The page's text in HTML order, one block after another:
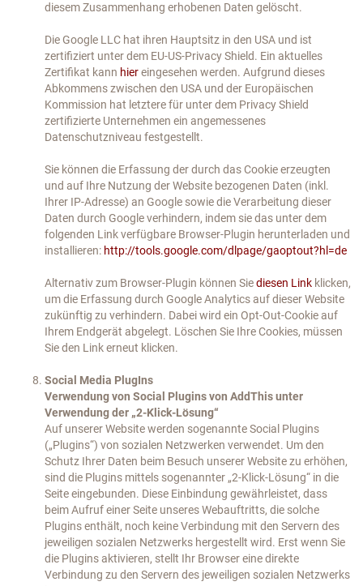
diesem Zusammenhang erhobenen Daten gelöscht.
Die Google LLC hat ihren Hauptsitz in den USA und ist
zertifiziert unter dem EU-US-Privacy Shield. Ein aktuelles
Zertifikat kann hiereingesehen werden. Aufgrund dieses
Abkommens zwischen den USA und der Europäischen
Kommission hat letztere für unter dem Privacy Shield
zertifizierte Unternehmen ein angemessenes
Datenschutzniveau festgestellt.
Sie können die Erfassung der durch das Cookie erzeugten
und auf Ihre Nutzung der Website bezogenen Daten (inkl.
Ihrer IP-Adresse) an Google sowie die Verarbeitung dieser
Daten durch Google verhindern, indem sie das unter dem
folgenden Link verfügbare Browser-Plugin herunterladen und
installieren: http://tools.google.com/dlpage/gaoptout?hl=de
Alternativ zum Browser-Plugin können Siediesen Link klicken,
um die Erfassung durch Google Analytics auf dieser Website
zukünftig zu verhindern. Dabei wird ein Opt-Out-Cookie auf
Ihrem Endgerät abgelegt. Löschen Sie Ihre Cookies, müssen
Sie den Link erneut klicken.
Social Media PlugIns
Verwendung von Social Plugins von AddThis unter
Verwendung der „2-Klick-Lösung“
Auf unserer Website werden sogenannte Social Plugins
(„Plugins“) von sozialen Netzwerken verwendet. Um den
Schutz Ihrer Daten beim Besuch unserer Website zu erhöhen,
sind die Plugins mittels sogenannter „2-Klick-Lösung“ in die
Seite eingebunden. Diese Einbindung gewährleistet, dass
beim Aufruf einer Seite unseres Webauftritts, die solche
Plugins enthält, noch keine Verbindung mit den Servern des
jeweiligen sozialen Netzwerks hergestellt wird. Erst wenn Sie
die Plugins aktivieren, stellt Ihr Browser eine direkte
Verbindung zu den Servern des jeweiligen sozialen Netzwerks